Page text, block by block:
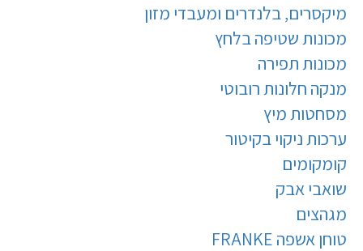
מיקסרים, בלנדרים ומעבדי מזון
מכונות שטיפה בלחץ
מכונות תפירה
מנקה חלונות רובוטי
מסחטות מיץ
ערכות ניקוי בקיטור
קומקומים
שואבי אבק
מגהצים
טוחן אשפה FRANKE